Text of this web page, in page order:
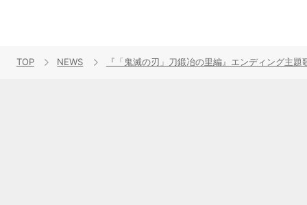
TOP NEWS 『「鬼滅の刃」刀鍛冶の里編』エンディング主